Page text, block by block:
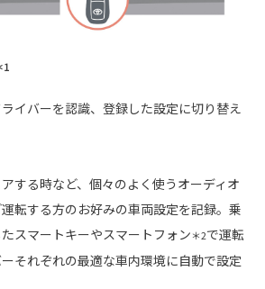
1
イバーを認識、登録した設定に切り替え
する時など、個々のよく使うオーディオ
転する方のお好みの車両設定を記録。乗
スマートキーやスマートフォン＊2で運転
それぞれの最適な車内環境に自動で設定